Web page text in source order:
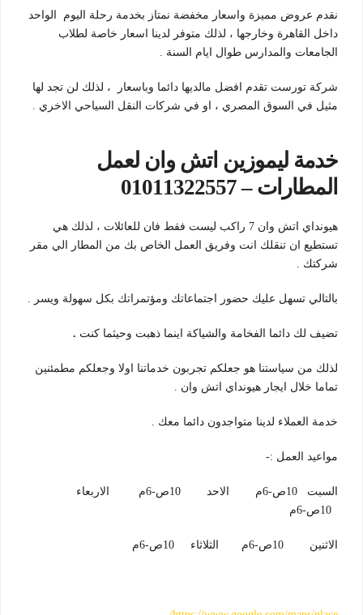
نقدم عروض مميزة واسعار مخفضة نمتاز بخدمة رحلة اليوم الواحد
داخل القاهرة وخارجها ، لذلك متوفر لدينا اسعار خاصة لطلاب
الجامعات والمدارس طوال ايام السنة .
شركة تورست تقدم افضل مالديها دائما وباسعار ، لذلك لن تجد لها
مثيل في السوق المصري ، او في شركات النقل السياحي الاخري .
خدمة ليموزين اتش وان لعمل
المطارات – 01011322557
هيونداي اتش وان 7 راكب ليست فقط فان للعائلات ، لذلك هي
تستطيع ان تنقلك انت وفريق العمل الخاص بك من المطار الي مقر
شركتك .
بالتالي تسهل عليك حضور اجتماعاتك ومؤتمراتك بكل سهولة ويسر .
تضيف لك دائما الفخامة والشياكة اينما ذهبت وحيثما كنت .
لذلك من سياستنا هو جعلكم تجربون خدماتنا اولا وجعلكم مطمئنين
تماما خلال ايجار هيونداي اتش وان .
خدمة العملاء لدينا متواجدون دائما معك .
مواعيد العمل :-
السبت 10ص-6م الاحد 10ص-6م الاربعاء
الاثنين 10ص-6م الثلاثاء 10ص-6م